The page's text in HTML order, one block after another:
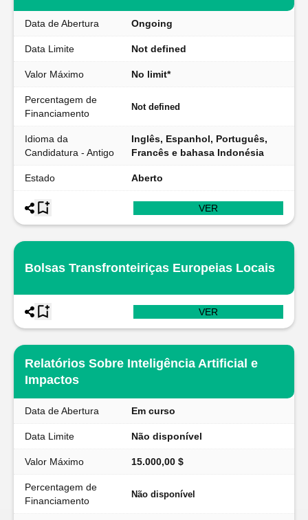
Data de Abertura Ongoing
Data Limite Not defined
Valor Máximo No limit*
Percentagem de
Financiamento
Not defined
Idioma da
Candidatura - Antigo
Inglês, Espanhol, Português,
Francês e bahasa Indonésia
Estado Aberto
VER
Bolsas Transfronteiriças Europeias Locais
VER
Relatórios Sobre Inteligência Artificial e
Impactos
Data de Abertura Em curso
Data Limite Não disponível
Valor Máximo 15.000,00 $
Percentagem de
Financiamento
Não disponível